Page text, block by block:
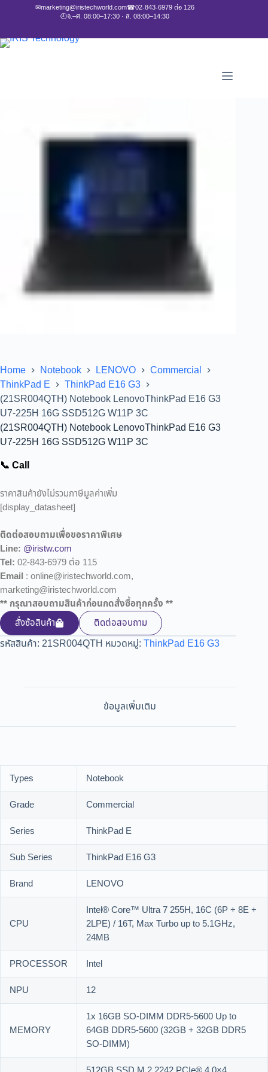
✉marketing@iristechworld.com☎02-843-6979 ต่อ 126
🕘จ.–ศ. 08:00–17:30 · ส. 08:00–14:30
Home Notebook LENOVO
Commercial
ThinkPad E
ThinkPad E16 G3
(21SR004QTH) Notebook LenovoThinkPad E16 G3
U7-225H 16G SSD512G W11P 3C
(21SR004QTH) Notebook LenovoThinkPad E16 G3
U7-225H 16G SSD512G W11P 3C
📞 Call
ราคาสินค้ายังไม่รวมภาษีมูลค่าเพิ่ม
[display_datasheet]
ติดต่อสอบถามเพื่อขอราคาพิเศษ
Line: @iristw.com
Tel: 02-843-6979 ต่อ 115
Email : online@iristechworld.com,
marketing@iristechworld.com
** กรุณาสอบถามสินค้าก่อนกดสั่งซื้อทุกครั้ง **
สั่งซ้อสินค้า
ติดต่อสอบถาม
รหัสสินค้า: 21SR004QTH หมวดหมู่: ThinkPad E16 G3
ข้อมูลเพิ่มเติม
Types
Notebook
Grade
Commercial
Series
ThinkPad E
Sub Series
ThinkPad E16 G3
Brand
LENOVO
CPU
Intel® Core™ Ultra 7 255H, 16C (6P + 8E +
2LPE) / 16T, Max Turbo up to 5.1GHz,
24MB
PROCESSOR
Intel
NPU
12
MEMORY
1x 16GB SO-DIMM DDR5-5600 Up to
64GB DDR5-5600 (32GB + 32GB DDR5
SO-DIMM)